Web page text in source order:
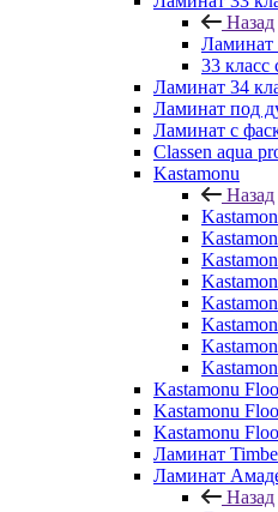
Назад
Ламинат
33 класс
Ламинат 34
Ламинат под
Ламинат с
Classen aqua
Kastamonu
Назад
Kastamonu
Kastamonu
Kastamonu
Ламинат
Ламинат
Назад